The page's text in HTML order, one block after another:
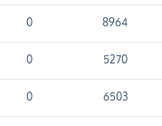
0 8964
0 5270
0 6503